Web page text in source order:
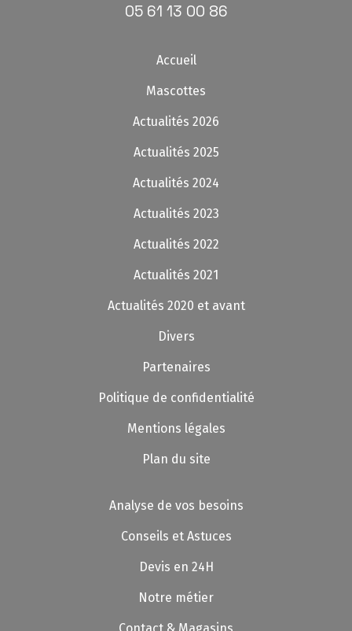
05 61 13 00 86
Accueil
Mascottes
Actualités 2026
Actualités 2025
Actualités 2024
Actualités 2023
Actualités 2022
Actualités 2021
Actualités 2020 et avant
Divers
Partenaires
Politique de confidentialité
Mentions légales
Plan du site
Analyse de vos besoins
Conseils et Astuces
Devis en 24H
Notre métier
Contact & Magasins